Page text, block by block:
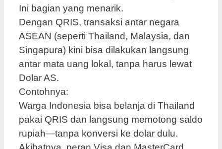
Ini bagian yang menarik.
Dengan QRIS, transaksi antar negara
ASEAN (seperti Thailand, Malaysia, dan
Singapura) kini bisa dilakukan langsung
antar mata uang lokal, tanpa harus lewat
Dolar AS.
Contohnya:
Warga Indonesia bisa belanja di Thailand
pakai QRIS dan langsung memotong saldo
rupiah—tanpa konversi ke dolar dulu.